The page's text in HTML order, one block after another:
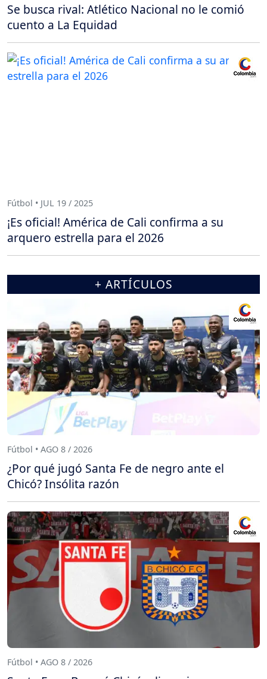
Se busca rival: Atlético Nacional no le comió
cuento a La Equidad
Fútbol • JUL 19 / 2025
¡Es oficial! América de Cali confirma a su
arquero estrella para el 2026
+ ARTÍCULOS
Fútbol • AGO 8 / 2026
¿Por qué jugó Santa Fe de negro ante el
Chicó? Insólita razón
Fútbol • AGO 8 / 2026